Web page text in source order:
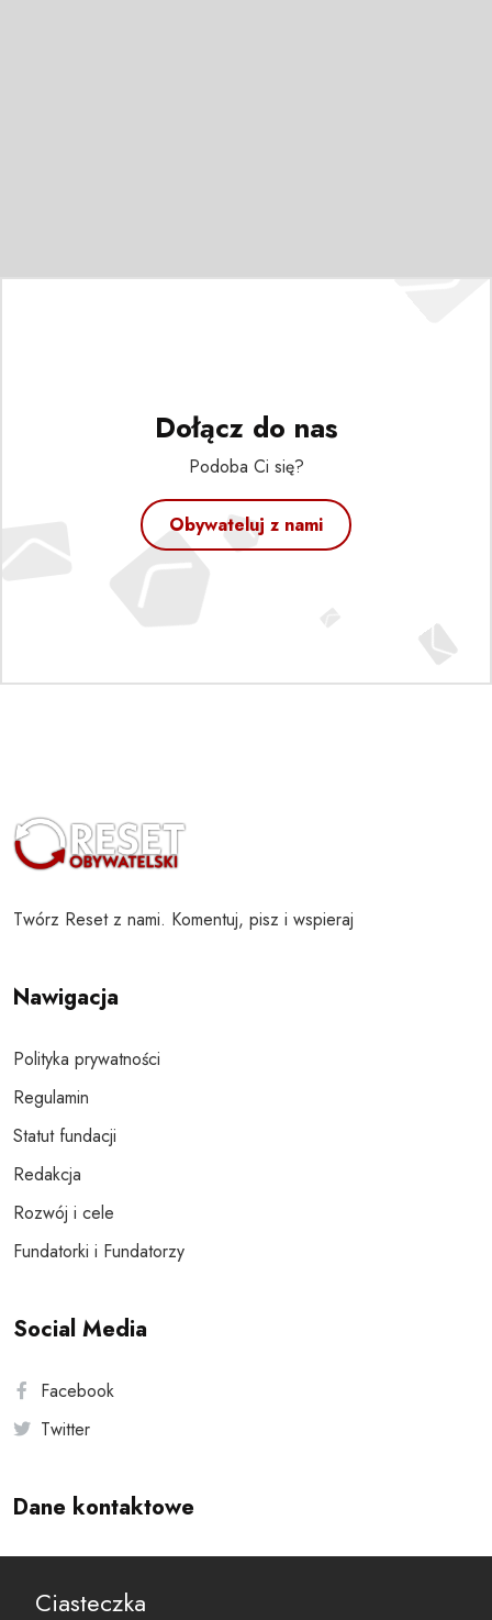
Dołącz do nas
Podoba Ci się?
Obywateluj z nami
Twórz Reset z nami. Komentuj, pisz i wspieraj
Nawigacja
Polityka prywatności
Regulamin
Statut fundacji
Redakcja
Rozwój i cele
Fundatorki i Fundatorzy
Social Media
Facebook
Twitter
Dane kontaktowe
reset@resetobywatelski.pl
Ciasteczka